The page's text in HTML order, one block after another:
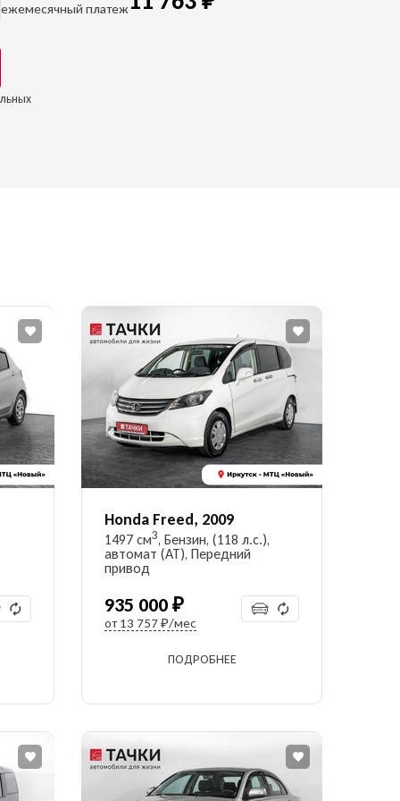
ежемесячный платеж
Honda Freed, 2009
1497 см3, Бензин, (118 л.с.),
автомат (AT), Передний
привод
935 000 ₽
от13 757 ₽/мес
ПОДРОБНЕЕ